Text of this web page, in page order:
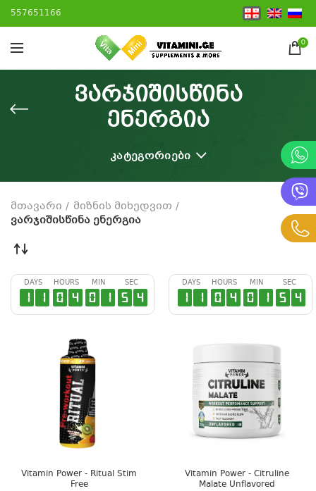
557651166
0
ვარჯიშისწინა
ენერგია
ᲙᲐᲢᲔᲒᲝᲠᲘᲔᲑᲘ
მთავარი
მიზნის მიხედვით
ვარჯიშისწინა ენერგია
DAYS
1 1
HOURS
0 4
MIN
0 1
SEC
5 4
Vitamin Power - Ritual Stim
Free
DAYS
1 1
HOURS
0 4
MIN
0 1
SEC
5 4
Vitamin Power - Citruline
Malate Unflavored